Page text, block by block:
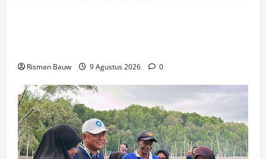
Risman Bauw 9 Agustus 2026 0